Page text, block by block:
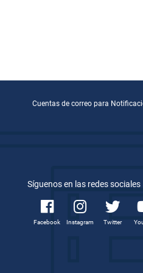
Cuentas de correo para
Síguenos en las redes sociales
Facebook Instagram Twitter